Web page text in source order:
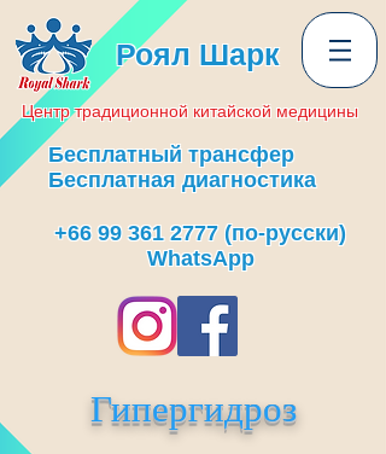
Роял Шарк
Центртрадиционной китайской медицины
Бесплатный трансфер
Бесплатная диагностика
+66 99 361 2777 (по-русски)
WhatsApp
Гипергидроз